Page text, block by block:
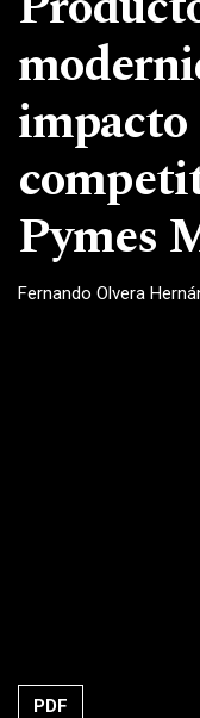
impacto
Pymes
Fernando Olvera
PDF